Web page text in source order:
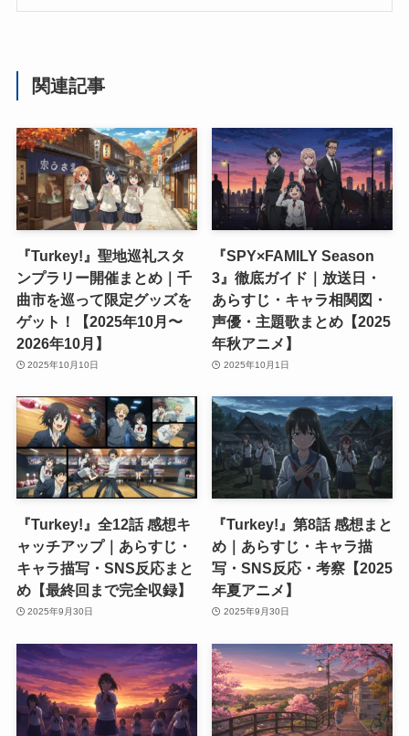
関連記事
『Turkey!』聖地巡礼スタ
ンプラリー開催まとめ｜千
曲市を巡って限定グッズを
ゲット！【2025年10月〜
2026年10月】
2025年10月10日
『SPY×FAMILY Season
3』徹底ガイド｜放送日・
あらすじ・キャラ相関図・
声優・主題歌まとめ【2025
年秋アニメ】
2025年10月1日
『Turkey!』全12話 感想キ
ャッチアップ｜あらすじ・
キャラ描写・SNS反応まと
め【最終回まで完全収録】
2025年9月30日
『Turkey!』第8話 感想まと
め｜あらすじ・キャラ描
写・SNS反応・考察【2025
年夏アニメ】
2025年9月30日